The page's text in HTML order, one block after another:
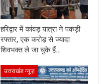
हरिद्वार में कांवड़ यात्रा ने पकड़ी
रफ्तार, एक करोड़ से ज्यादा
शिवभक्त ले जा चुके हैं…
उत्तराखंड न्यूज़